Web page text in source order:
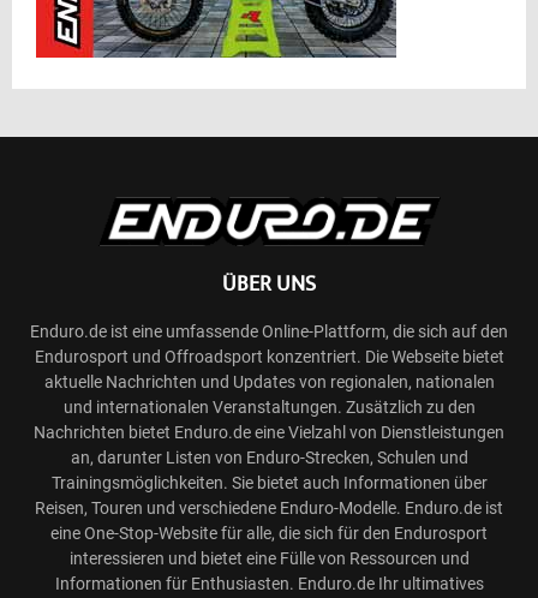
ÜBER UNS
Enduro.de ist eine umfassende Online-Plattform, die sich auf den
Endurosport und Offroadsport konzentriert. Die Webseite bietet
aktuelle Nachrichten und Updates von regionalen, nationalen
und internationalen Veranstaltungen. Zusätzlich zu den
Nachrichten bietet Enduro.de eine Vielzahl von Dienstleistungen
an, darunter Listen von Enduro-Strecken, Schulen und
Trainingsmöglichkeiten. Sie bietet auch Informationen über
Reisen, Touren und verschiedene Enduro-Modelle. Enduro.de ist
eine One-Stop-Website für alle, die sich für den Endurosport
interessieren und bietet eine Fülle von Ressourcen und
Informationen für Enthusiasten. Enduro.de Ihr ultimatives